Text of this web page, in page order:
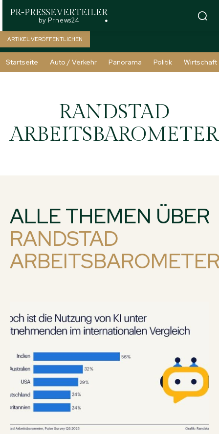
PR-PRESSEVERTEILER
by Prnews24
ARTIKEL VERÖFFENTLICHEN
Startseite Auto / Verkehr Panorama Politik Wirtschaft
RANDSTAD
ARBEITSBAROMETER
ALLE THEMEN ÜBER
RANDSTAD